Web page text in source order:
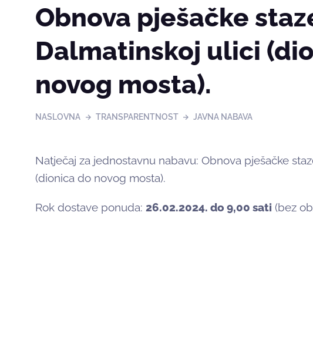
Obnova pješačke
Dalmatinskoj ulici
novog mosta).
NASLOVNA TRANSPARENTNOST JAVNA NABAVA
Natječaj za jednostavnu nabavu: Obnova pješačke
(dionica do novog mosta).
Rok dostave ponuda: 26.02.2024. do 9,00 sati (bez